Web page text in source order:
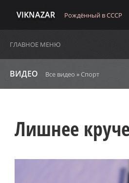
VIKNAZAR Рождённый в СССР
ГЛАВНОЕ МЕНЮ
ВИДЕО Все видео » Спорт
Лишнее